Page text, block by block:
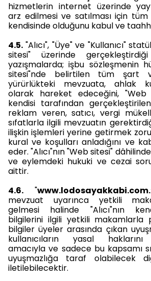
hizmetlerin internet üzerinde
arz edilmesi ve satılması için
kendisinde olduğunu kabul ve
4.5. "Alıcı", "Üye" ve "Kullanıcı"
sitesi" üzerinde
yazışmalarda; işbu sözleşmenin
sitesi"nde belirtilen tüm şart
yürürlükteki mevzuata, ahlak
olarak hareket edeceğini, "Web
kendisi tarafından
reklam veren, satıcı, vergi
sıfatlarla ilgili mevzuatın
ilişkin işlemleri yerine getirmek
kural ve koşulları anladığını ve
eder. "Alıcı"nın "Web sitesi"
ve eylemdeki hukuki ve cezai
aittir.
4.6. "
mevzuat uyarınca yetkili
gelmesi halinde "Alıcı"nın
bilgilerini ilgili yetkili makamlarla
bilgiler üyeler arasında çıkan
kullanıcıların yasal
amacıyla ve sadece bu kapsamı
uyuşmazlığa taraf olabilecek
iletilebilecektir.